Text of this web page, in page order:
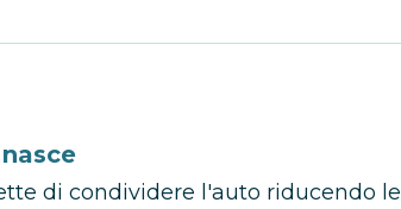
di condividere l'auto riducendo le